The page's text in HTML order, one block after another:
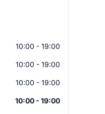
10:00 - 19:00
10:00 - 19:00
10:00 - 19:00
10:00 - 19:00